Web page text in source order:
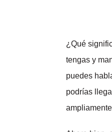
¿Qué
tengas y
puedes
podrías